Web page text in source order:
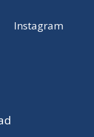
Instagram